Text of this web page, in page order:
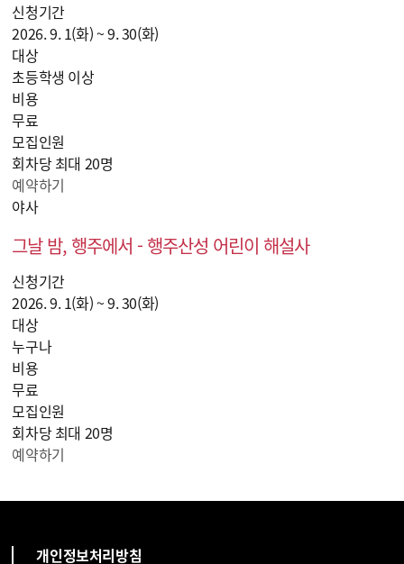
신청기간
2026. 9. 1(화) ~ 9. 30(화)
대상
초등학생 이상
비용
무료
모집인원
회차당 최대 20명
예약하기
야사
그날 밤, 행주에서 - 행주산성 어린이 해설사
신청기간
2026. 9. 1(화) ~ 9. 30(화)
대상
누구나
비용
무료
모집인원
회차당 최대 20명
예약하기
개인정보처리방침